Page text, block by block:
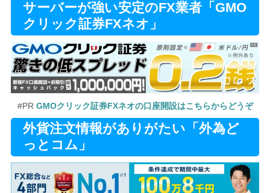
サーバーが強い安定のFX業者「GMO
クリック証券FXネオ」
#PR GMOクリック証券FXネオの口座開設はこちらからどうぞ
外貨注文情報がありがたい「外為ど
っとコム」